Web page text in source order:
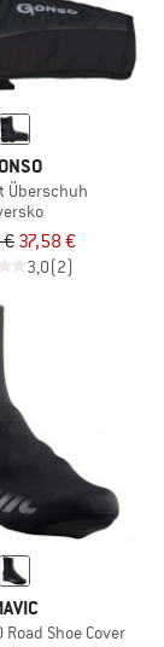
Überschuh
€ 37,58 €
3,0(2)
Shoe Cover